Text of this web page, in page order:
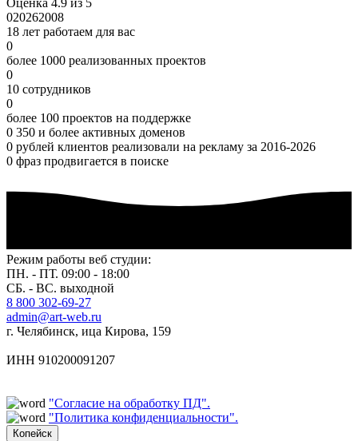
Оценка 4.9 из 5
020262008
18 лет работаем для вас
0
более 1000 реализованных проектов
0
10 сотрудников
0
более 100 проектов на поддержке
0 350 и более активных доменов
0 рублей клиентов реализовали на рекламу за 2016-2026
0 фраз продвигается в поиске
Режим работы веб студии:
ПН. - ПТ. 09:00 - 18:00
СБ. - ВС. выходной
8 800 302-69-27
admin@art-web.ru
г. Челябинск, ица Кирова, 159
ИНН 910200091207
"Согласие на обработку ПД".
"Политика конфиденциальности".
Копейск